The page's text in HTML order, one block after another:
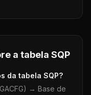
a tabela SQP
da tabela SQP?
→ Base de